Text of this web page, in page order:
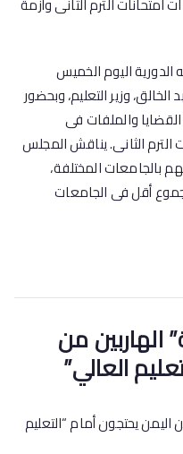
اليوم الخميس
وزير التعليم، وبحضور
والملفات فى
الثانى. يناقش المجلس
بالجامعات المختلفة،
أقل فى الجامعات
الهاربين من
العالي”